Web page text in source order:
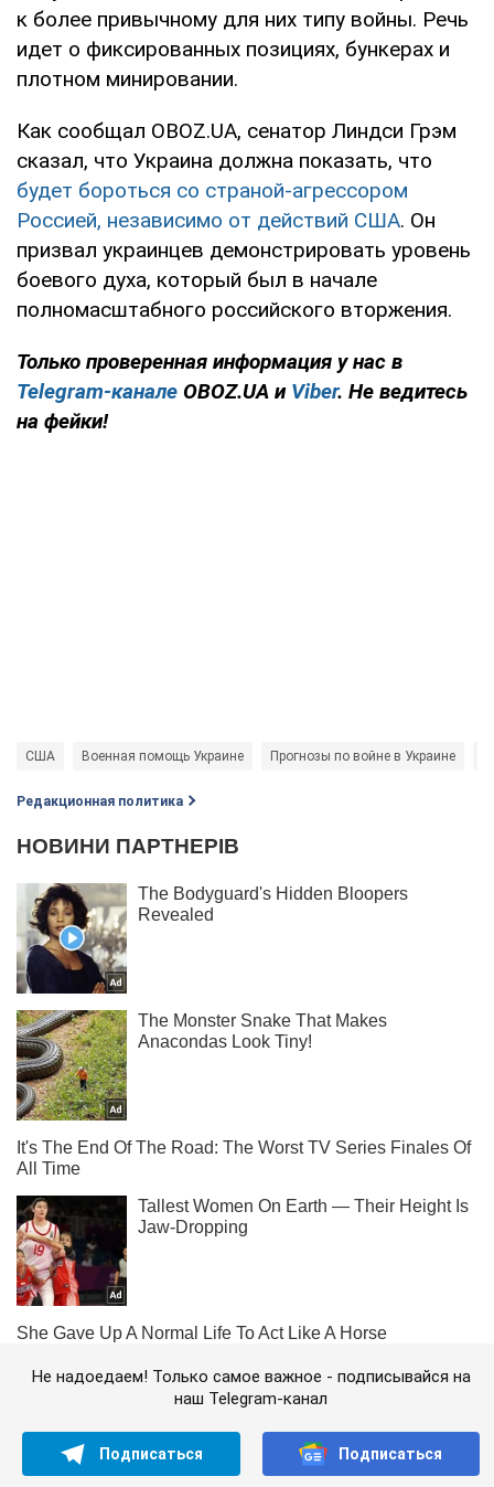
к более привычному для них типу войны. Речь
идет о фиксированных позициях, бункерах и
плотном минировании.
Как сообщал OBOZ.UA, сенатор Линдси Грэм
сказал, что Украина должна показать, что
будет бороться со страной-агрессором
Россией, независимо от действий США. Он
призвал украинцев демонстрировать уровень
боевого духа, который был в начале
полномасштабного российского вторжения.
Только проверенная информация у нас в
Telegram-канале OBOZ.UA и Viber. Не ведитесь
на фейки!
США Военная помощь Украине Прогнозы по войне в Украине
Редакционная политика
Не надоедаем! Только самое важное - подписывайся на
наш Telegram-канал
Подписаться Подписаться